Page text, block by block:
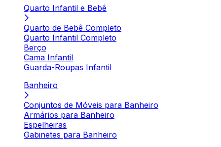
Quarto Infantil e Bebê
Quarto de Bebê Completo
Quarto Infantil Completo
Berço
Cama Infantil
Guarda-Roupas Infantil
Banheiro
Conjuntos de Móveis para Banheiro
Armários para Banheiro
Espelheiras
Gabinetes para Banheiro